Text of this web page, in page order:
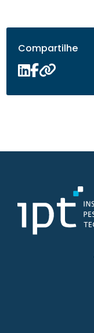
Compartilhe